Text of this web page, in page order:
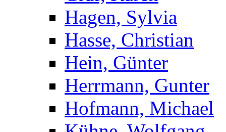
Hagen, Sylvia
Hasse, Christian
Hein, Günter
Herrmann, Gunter
Hofmann, Michael